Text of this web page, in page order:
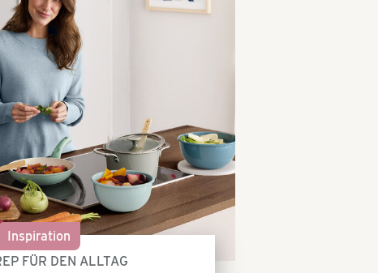
Inspiration
FÜR DEN ALLTAG